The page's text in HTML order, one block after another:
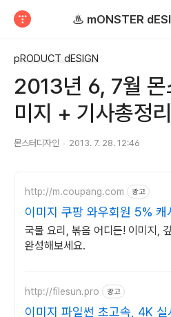
pRODUCT dESIGN
2013년 6, 7월 몬
미지 + 기사총정리
몬스터디자인 2013. 7. 28. 12:46
http://m.coupang.com 광고
이미지 쿠팡 와우회원 5% 캐
국물 요리, 볶음 어디든! 이미지,
완성해보세요.
http://filesun.pro 광고
이미지 파일썬 초고속, 4K 실